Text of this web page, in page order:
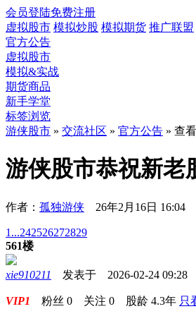
会员登陆免费注册
虚拟股市 模拟炒股 模拟期货 推广联盟
官方公告
虚拟股市
模拟&实战
期货商品
新手学堂
标签浏览
游侠股市 » 交流社区 » 官方公告 » 查
游侠股市恭祝新老
作者： 孤独游侠 26年2月16日 16:04
1...242526272829
561楼
xie910211 发表于 2026-02-24 09:28
VIP1 粉丝 0 关注 0 股龄 4.3年 只